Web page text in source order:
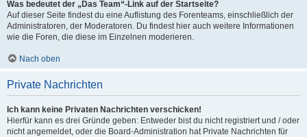
Was bedeutet der „Das Team“-Link auf der Startseite?
Auf dieser Seite findest du eine Auflistung des Forenteams, einschließlich der
Administratoren, der Moderatoren. Du findest hier auch weitere Informationen
wie die Foren, die diese im Einzelnen moderieren.
Nach oben
Private Nachrichten
Ich kann keine Privaten Nachrichten verschicken!
Hierfür kann es drei Gründe geben: Entweder bist du nicht registriert und / oder
nicht angemeldet, oder die Board-Administration hat Private Nachrichten für